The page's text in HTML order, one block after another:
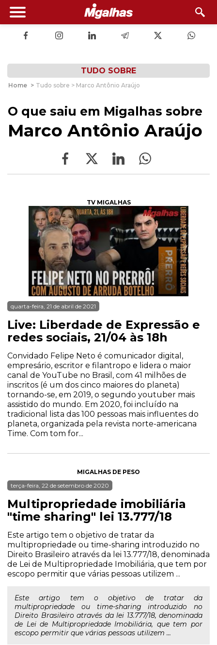
TUDO SOBRE
Home > Tudo sobre > Marco Antônio Araújo
O que saiu em Migalhas sobre
Marco Antônio Araújo
TV MIGALHAS
quarta-feira, 21 de abril de 2021
Live: Liberdade de Expressão e
redes sociais, 21/04 às 18h
Convidado Felipe Neto é comunicador digital,
empresário, escritor e filantropo e lidera o maior
canal de YouTube no Brasil, com 41 milhões de
inscritos (é um dos cinco maiores do planeta)
tornando-se, em 2019, o segundo youtuber mais
assistido do mundo. Em 2020, foi incluído na
tradicional lista das 100 pessoas mais influentes do
planeta, organizada pela revista norte-americana
Time. Com tom for...
MIGALHAS DE PESO
terça-feira, 22 de setembro de 2020
Multipropriedade imobiliária
"time sharing" lei 13.777/18
Este artigo tem o objetivo de tratar da
multipropriedade ou time-sharing introduzido no
Direito Brasileiro através da lei 13.777/18, denominada
de Lei de Multipropriedade Imobiliária, que tem por
escopo permitir que várias pessoas utilizem ...
Este artigo tem o objetivo de tratar da
multipropriedade ou time-sharing introduzido no
Direito Brasileiro através da lei 13.777/18, denominada
de Lei de Multipropriedade Imobiliária, que tem por
escopo permitir que várias pessoas utilizem ...